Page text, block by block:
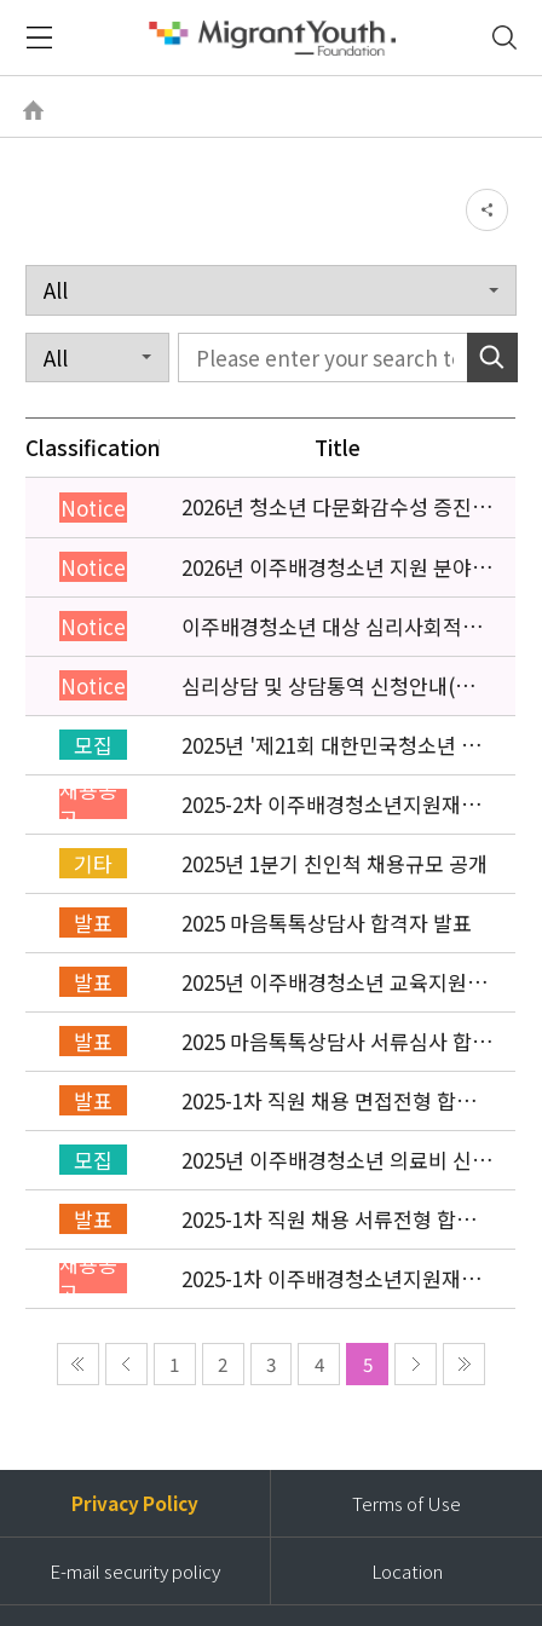
Classification Title
Notice
2026년 청소년 다문화감수성 증진
프로그램 「다가감」신청기관 안내
Notice
2026년 이주배경청소년 지원 분야
종사자 역량강화 교육 일정 안내
Notice
이주배경청소년 대상 심리사회적응
검사 연수동영상 개편 안내
Notice
심리상담 및 상담통역 신청안내(의뢰
서첨부)
모집
2025년 '제21회 대한민국청소년 박
람회' 이주배경청소년지원재단 홍보
운영 부스 자원봉사자 신청·접수
채용공
고
2025-2차 이주배경청소년지원재단
직원(개발협력부) 채용공고 (~5/6)
기타
2025년 1분기 친인척 채용규모 공개
발표
2025 마음톡톡상담사 합격자 발표
발표
2025년 이주배경청소년 교육지원사
업 레인보우스쿨 개설기관 선정 결과
발표
2025 마음톡톡상담사 서류심사 합격
자 발표
발표
2025-1차 직원 채용 면접전형 합격
자 발표 및 적격심사 안내
모집
2025년 이주배경청소년 의료비 신청
(1차) 안내
발표
2025-1차 직원 채용 서류전형 합격
자 발표 및 면접전형 안내
채용공
고
2025-1차 이주배경청소년지원재단
직원(개발협력부) 채용공고 (~2/2)
1 2 3 4 5
Privacy Policy Terms of Use
E-mail security policy Location